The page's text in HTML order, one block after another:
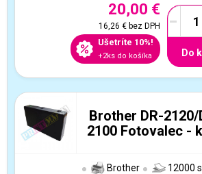
20,00 €
16,26 €bez DPH
Ušetríte 10%!
+2ks do košíka
-
Do
Brother DR-2120/
2100 Fotovalec -
Brother 12000